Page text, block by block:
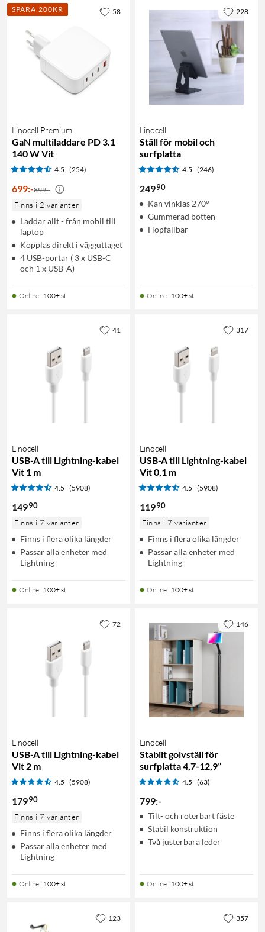
SPARA 200KR
Linocell Premium
GaN multiladdare PD 3.1
140 W Vit
4.5 (254)
699:-899:-
Finns i 2 varianter
Laddar allt - från mobil till
laptop
Kopplas direkt i vägguttaget
4 USB-portar ( 3 x USB-C
och 1 x USB-A)
Online: 100+ st
58
Linocell
Ställ för mobil och
surfplatta
4.5 (246)
24990
Kan vinklas 270°
Gummerad botten
Hopfällbar
Online: 100+ st
228
Linocell
USB-A till Lightning-kabel
Vit 1 m
4.5 (5908)
14990
Finns i 7 varianter
Finns i flera olika längder
Passar alla enheter med
Lightning
Online: 100+ st
41
Linocell
USB-A till Lightning-kabel
Vit 0,1 m
4.5 (5908)
11990
Finns i 7 varianter
Finns i flera olika längder
Passar alla enheter med
Lightning
Online: 100+ st
317
Linocell
USB-A till Lightning-kabel
Vit 2 m
4.5 (5908)
17990
Finns i 7 varianter
Finns i flera olika längder
Passar alla enheter med
Lightning
Online: 100+ st
72
Linocell
Stabilt golvställ för
surfplatta 4,7-12,9”
4.5 (63)
799:-
Tilt- och roterbart fäste
Stabil konstruktion
Två justerbara leder
Online: 100+ st
146
123 357